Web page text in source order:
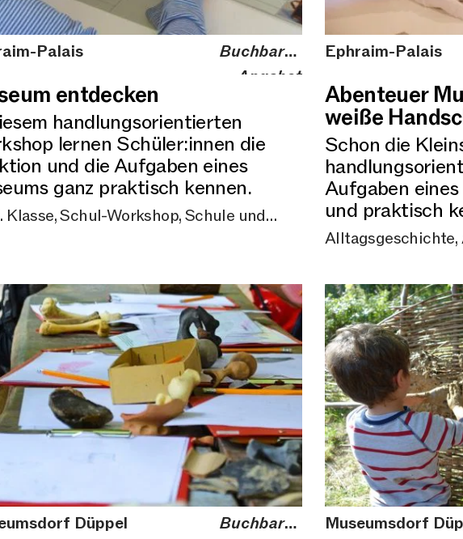
Palais
Buchbares
Angebot
entdecken
handlungsorientierten
lernen Schüler:innen die
und die Aufgaben eines
ganz praktisch kennen.
Workshop, Schule und
Ephraim-Palais
Abenteuer
weiße
Schon die
Aufgaben
und praktisch
Alltagsgeschichte, Ausstellung und Reflexion,
Buchbare
Düppel
Buchbares
Museumsdorf